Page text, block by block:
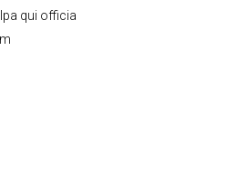
qui officia